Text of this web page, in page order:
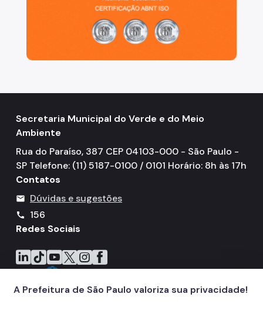
Secretaria Municipal do Verde e do Meio
Ambiente
Rua do Paraíso, 387 CEP 04103-000 - São Paulo -
SP Telefone: (11) 5187-0100 / 0101 Horário: 8h às 17h
Contatos
mail Dúvidas e sugestões
call
156
Redes Sociais
Icone do LinkedIn
Icone do TikTok
Icone do YouTube
Icone do X
Icone do Instagram
Icone do Facebook
A Prefeitura de São Paulo valoriza sua privacidade!